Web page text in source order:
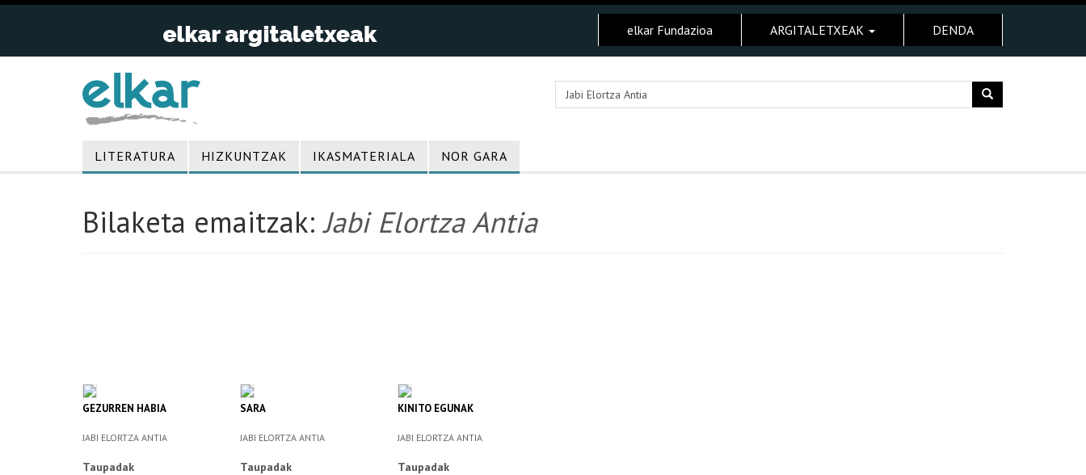
elkar Fundazioa ARGITALETXEAK DENDA
LITERATURA HIZKUNTZAK IKASMATERIALA NOR GARA
Bilaketa emaitzak:Jabi Elortza Antia
GEZURREN HABIA
JABI ELORTZA ANTIA
Taupadak
SARA
JABI ELORTZA ANTIA
Taupadak
KINITO EGUNAK
JABI ELORTZA ANTIA
Taupadak